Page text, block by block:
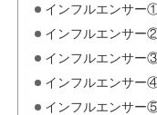
インフルエンサー
インフルエンサー
インフルエンサー
インフルエンサー
インフルエンサー